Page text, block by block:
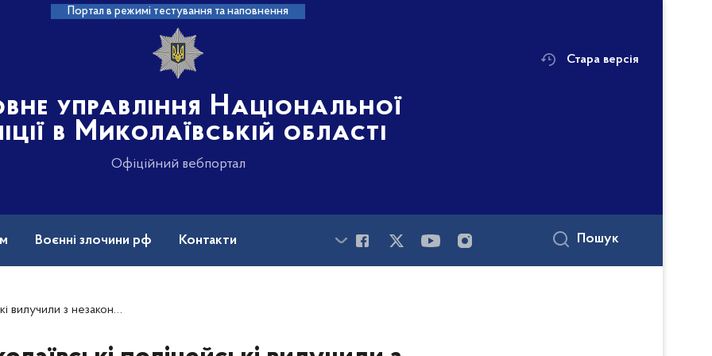
Портал в режимі тестування та наповнення
управління Національної
в Миколаївській області
Офіційний вебпортал
Стара версія
Воєнні злочини рф Контакти Пошук
тютюнової продукції на понад три мільйона гривень